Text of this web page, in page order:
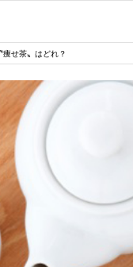
せ茶〟はどれ？